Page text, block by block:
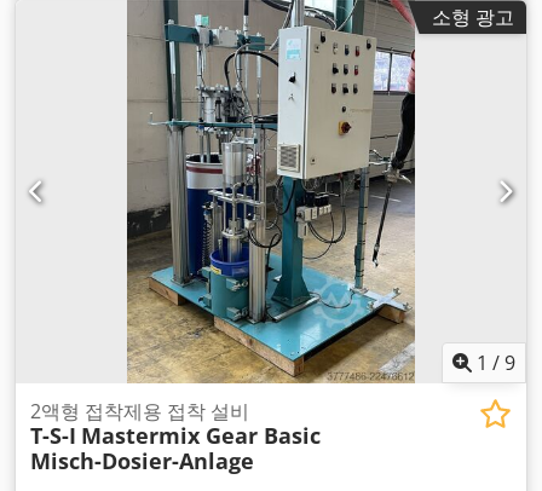
소형 광고
1 /9
2액형 접착제용 접착 설비
T-S-I Mastermix Gear Basic
Misch-Dosier-Anlage